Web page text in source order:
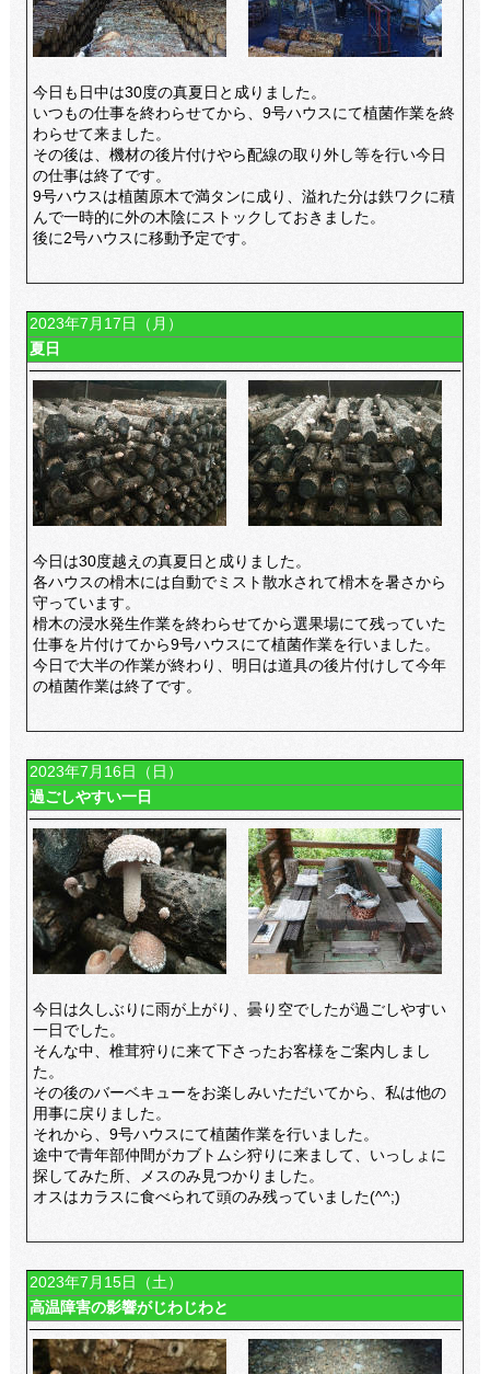
今日も日中は30度の真夏日と成りました。
いつもの仕事を終わらせてから、9号ハウスにて植菌作業を終
わらせて来ました。
その後は、機材の後片付けやら配線の取り外し等を行い今日
の仕事は終了です。
9号ハウスは植菌原木で満タンに成り、溢れた分は鉄ワクに積
んで一時的に外の木陰にストックしておきました。
後に2号ハウスに移動予定です。
2023年7月17日（月）
夏日
今日は30度越えの真夏日と成りました。
各ハウスの榾木には自動でミスト散水されて榾木を暑さから
守っています。
榾木の浸水発生作業を終わらせてから選果場にて残っていた
仕事を片付けてから9号ハウスにて植菌作業を行いました。
今日で大半の作業が終わり、明日は道具の後片付けして今年
の植菌作業は終了です。
2023年7月16日（日）
過ごしやすい一日
今日は久しぶりに雨が上がり、曇り空でしたが過ごしやすい
一日でした。
そんな中、椎茸狩りに来て下さったお客様をご案内しまし
た。
その後のバーベキューをお楽しみいただいてから、私は他の
用事に戻りました。
それから、9号ハウスにて植菌作業を行いました。
途中で青年部仲間がカブトムシ狩りに来まして、いっしょに
探してみた所、メスのみ見つかりました。
オスはカラスに食べられて頭のみ残っていました(^^;)
2023年7月15日（土）
高温障害の影響がじわじわと